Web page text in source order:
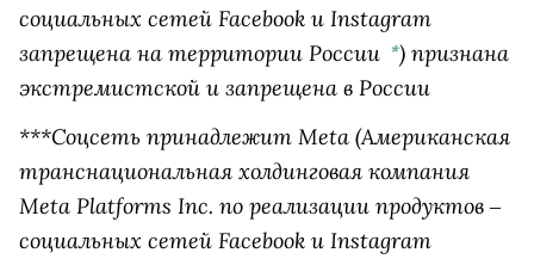
социальных сетей Facebook и Instagram
запрещена на территории России *) признана
экстремистской и запрещена в России
***Соцсеть принадлежит Meta (Американская
транснациональная холдинговая компания
Meta Platforms Inc. по реализации продуктов ‒
социальных сетей Facebook и Instagram